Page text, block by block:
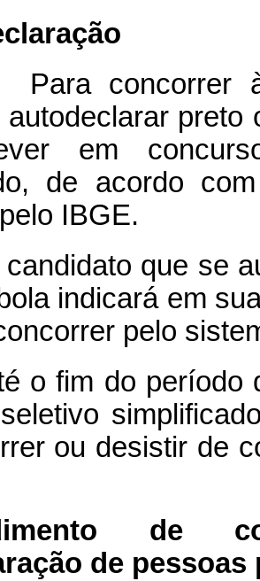
Para concorrer
preto
em
de acordo
IBGE.
que se
indicará em
pelo
o fim do período
ou desistir de
de
de pessoas